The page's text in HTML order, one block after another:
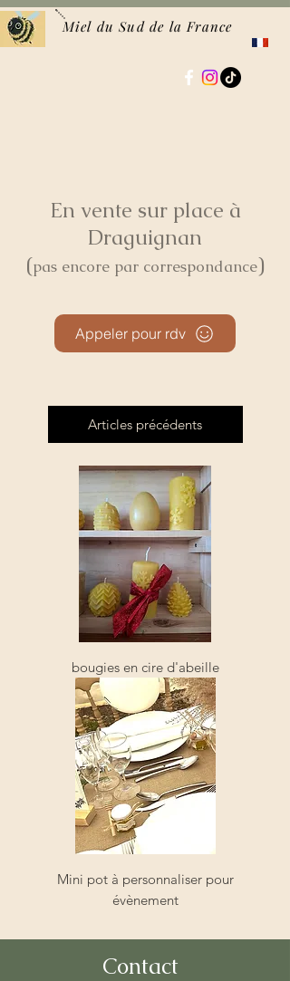
Miel du Sud de la France
En vente sur place à
Draguignan
(pas encore par correspondance)
Appeler pour rdv
Articles précédents
bougies en cire d'abeille
Mini pot à personnaliser pour
évènement
Contact